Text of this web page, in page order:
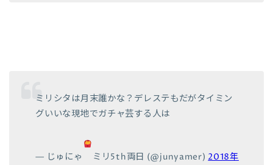
ミリシタは月末誰かな？デレステもだがタイミン
グいいな現地でガチャ芸する人は
— じゅにゃ ミリ5th両日 (@junyamer) 2018年